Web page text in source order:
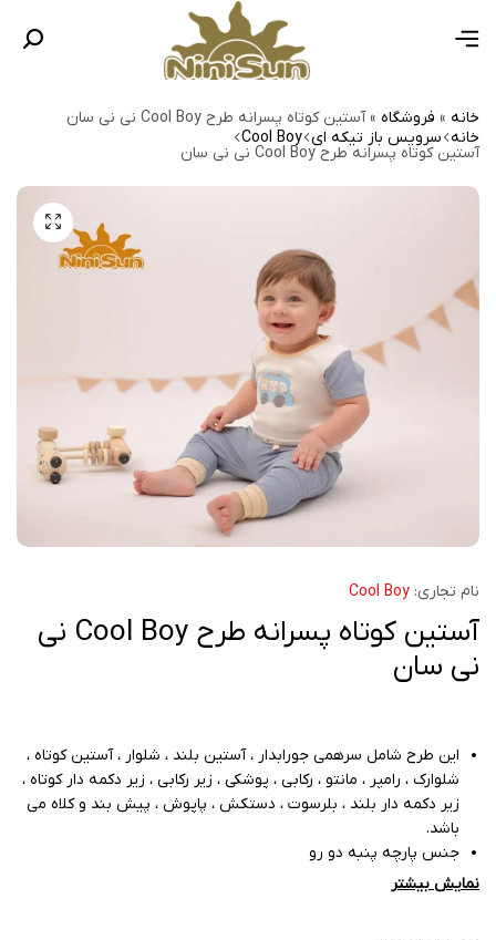
خانه » فروشگاه »آستین کوتاه پسرانه طرح Cool Boy نی نی سان
خانه سرویس باز تیکه ای Cool Boy
آستین کوتاه پسرانه طرح Cool Boy نی نی سان
نام تجاری: Cool Boy
آستین کوتاه پسرانه طرح Cool Boy نی
نی سان
این طرح شامل سرهمی جورابدار ، آستین بلند ، شلوار ، آستین کوتاه ،
شلوارک ، رامپر ، مانتو ، رکابی ، پوشکی ، زیر رکابی ، زیر دکمه دار کوتاه ،
زیر دکمه دار بلند ، بلرسوت ، دستکش ، پاپوش ، پیش بند و کلاه می
باشد.
جنس پارچه پنبه دو رو
دوخت عالی
نمایش بیشتر